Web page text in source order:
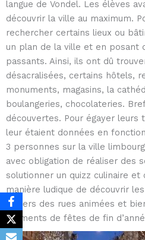
langue de Vondel. Les élèves
découvrir la ville au maximum.
rechercher certains lieux ou
un plan de la ville et en posant
passants. Ainsi, ils ont dû
désacralisées, certains hôtels,
monuments, magasins, la
boulangeries, chocolateries.
découvertes. Pour égayer leurs
leur étaient données en
3 personnes sur la ville
avec obligation de réaliser des
solutionner un quizz culinaire et
manière ludique de découvrir
travers des rues animées et
moments de fêtes de fin